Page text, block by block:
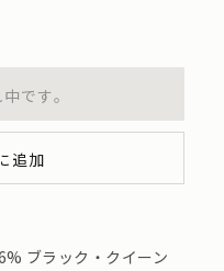
です。
追加
ブラック・クイーン